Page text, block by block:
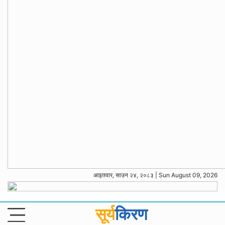
आइतवार, साउन २४, २०८३ | Sun August 09, 2026
सूर्यकिरण